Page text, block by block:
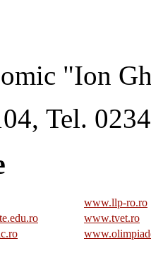
"Ion
Tel.
www.llp-ro.ro
www.tvet.ro